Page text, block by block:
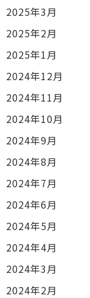
2025年3月
2025年2月
2025年1月
2024年12月
2024年11月
2024年10月
2024年9月
2024年8月
2024年7月
2024年6月
2024年5月
2024年4月
2024年3月
2024年2月